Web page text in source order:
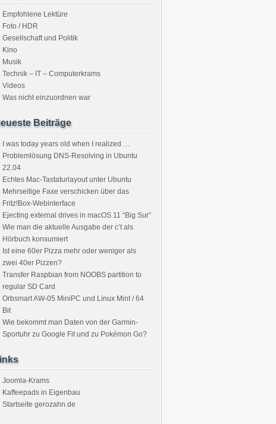
Empfohlene Lektüre
Foto / HDR
Gesellschaft und Politik
Kino
Musik
Technik – IT – Computerkrams
Videos
Was nicht einzuordnen war
Beiträge
I was today years old when I realized …
Problemlösung DNS-Resolving in Ubuntu
22.04
Echtes Mac-Tastaturlayout unter Ubuntu
Mehrseitige Faxe verschicken über das
Fritz!Box-Webinterface
Ejecting external drives in macOS 11 “Big Sur”
Wie man die aktuelle Ausgabe der c’t als
Hörbuch konsumiert
Ist eine 60er Pizza mehr oder weniger als
zwei 40er Pizzen?
Transfer Raspbian from NOOBS partition to
regular SD Card
Orbsmart AW-05 MiniPC und Linux Mint / 64
Bit
Wie bekommt man Daten von der Garmin-
Sportuhr zu Google Fit und zu Pokémon Go?
Joomla-Krams
Kaffeepads in Eigenbau
Startseite gerozahn.de